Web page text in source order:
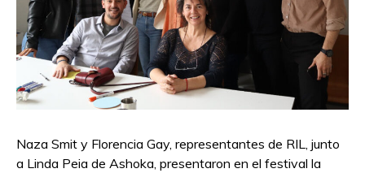
Naza Smit y Florencia Gay, representantes de RIL, junto
a Linda Peia de Ashoka, presentaron en el festival la